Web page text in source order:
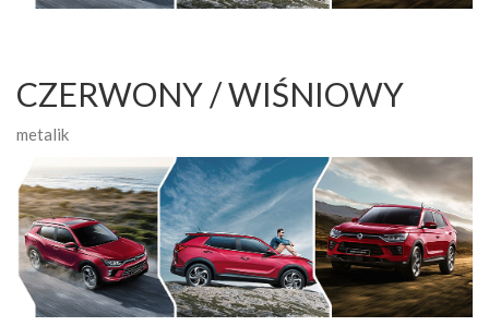
CZERWONY / WIŚNIOWY
metalik